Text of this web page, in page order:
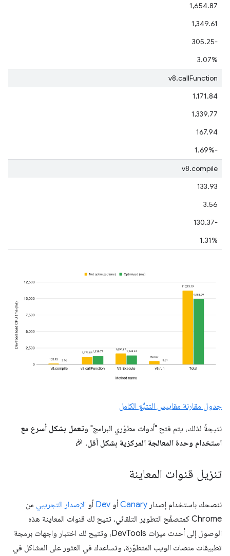
1,654.87
1,349.61
-305.25
3.07%
v8.callFunction
1,171.84
1,339.77
167.94
‫-1.69%
v8.compile
133.93
3.56
-130.37
1.31%
جدول مقارنة مقاييس التتبُّع الكامل
نتيجةً لذلك، يتم فتح "أدوات مطوّري البرامج" وتعمل بشكل أسرع مع
استخدام وحدة المعالجة المركزية بشكل أقل. 🎉
تنزيل قنوات المعاينة
ننصحك باستخدام إصدار Canaryأو Dev أو الإصدار التجريبي من
Chrome كمتصفّح التطوير التلقائي. تتيح لك قنوات المعاينة هذه
الوصول إلى أحدث ميزات DevTools، وتتيح لك اختبار واجهات برمجة
تطبيقات منصات الويب المتطوّرة، وتساعدك في العثور على المشاكل في